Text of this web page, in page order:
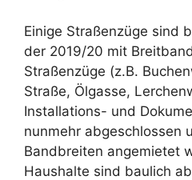
Einige Straßenzüge sind
der 2019/20 mit
Straßenzüge (z.B.
Straße, Ölgasse,
Installations- und
nunmehr abgeschlossen
Bandbreiten angemietet
Haushalte sind baulich